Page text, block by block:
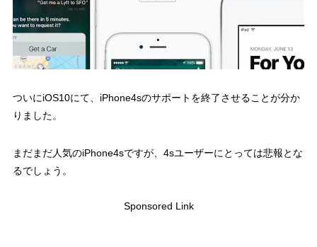
ついにiOS10にて、iPhone4sのサポートを終了させることが分か
りました。
まだまだ人気のiPhone4sですが、4sユーザーにとっては悲報とな
るでしょう。
Sponsored Link